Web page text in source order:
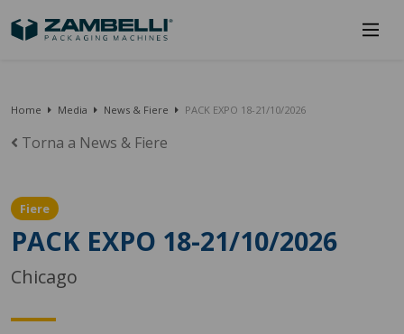
Home Media News & Fiere PACK EXPO 18-21/10/2026
Torna a News & Fiere
Fiere
PACK EXPO 18-21/10/2026
Chicago